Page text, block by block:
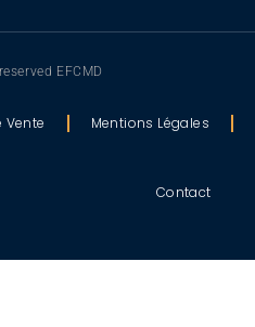
EFCMD
Vente Mentions Légales
Contact